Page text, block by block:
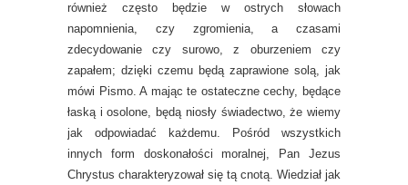
również często będzie w ostrych słowach
napomnienia, czy zgromienia, a czasami
zdecydowanie czy surowo, z oburzeniem czy
zapałem; dzięki czemu będą zaprawione solą, jak
mówi Pismo. A mając te ostateczne cechy, będące
łaską i osolone, będą niosły świadectwo, że wiemy
jak odpowiadać każdemu. Pośród wszystkich
innych form doskonałości moralnej, Pan Jezus
Chrystus charakteryzował się tą cnotą. Wiedział jak